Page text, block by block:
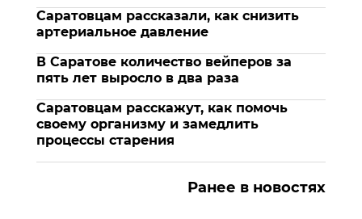
Саратовцам рассказали, как снизить
артериальное давление
В Саратове количество вейперов за
пять лет выросло в два раза
Саратовцам расскажут, как помочь
своему организму и замедлить
процессы старения
Ранее в новостях